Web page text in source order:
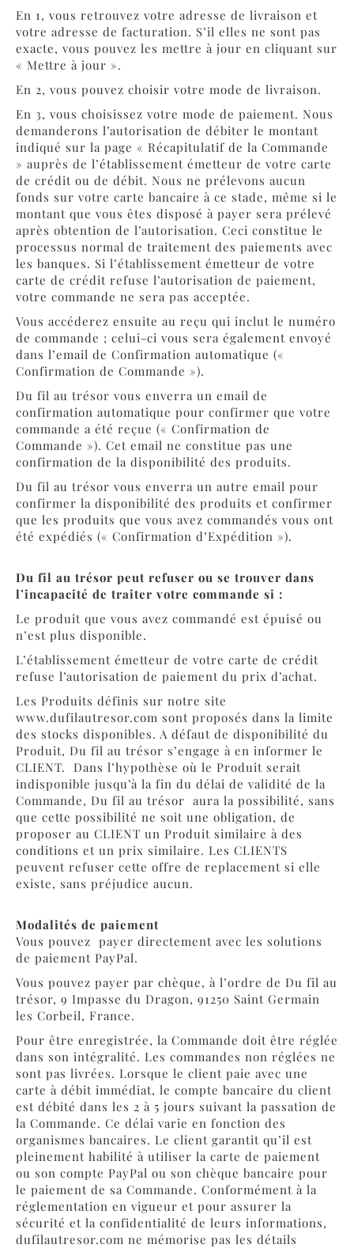
En 1, vous retrouvez votre adresse de livraison et
votre adresse de facturation. S’il elles ne sont pas
exacte, vous pouvez les mettre à jour en cliquant sur
« Mettre à jour ».
En 2, vous pouvez choisir votre mode de livraison.
En 3, vous choisissez votre mode de paiement. Nous
demanderons l’autorisation de débiter le montant
indiqué sur la page « Récapitulatif de la Commande
» auprès de l’établissement émetteur de votre carte
de crédit ou de débit. Nous ne prélevons aucun
fonds sur votre carte bancaire à ce stade, même si le
montant que vous êtes disposé à payer sera prélevé
après obtention de l’autorisation. Ceci constitue le
processus normal de traitement des paiements avec
les banques. Si l’établissement émetteur de votre
carte de crédit refuse l’autorisation de paiement,
votre commande ne sera pas acceptée.
Vous accéderez ensuite au reçu qui inclut le numéro
de commande ; celui-ci vous sera également envoyé
dans l’email de Confirmation automatique («
Confirmation de Commande »).
Du fil au trésor vous enverra un email de
confirmation automatique pour confirmer que votre
commande a été reçue (« Confirmation de
Commande »). Cet email ne constitue pas une
confirmation de la disponibilité des produits.
Du fil au trésor vous enverra un autre email pour
confirmer la disponibilité des produits et confirmer
que les produits que vous avez commandés vous ont
été expédiés (« Confirmation d’Expédition »).
Du fil au trésor peut refuser ou se trouver dans
l’incapacité de traiter votre commande si :
Le produit que vous avez commandé est épuisé ou
n’est plus disponible.
L’établissement émetteur de votre carte de crédit
refuse l’autorisation de paiement du prix d’achat.
Les Produits définis sur notre site
www.dufilautresor.com sont proposés dans la limite
des stocks disponibles. A défaut de disponibilité du
Produit, Du fil au trésor s’engage à en informer le
CLIENT. Dans l’hypothèse où le Produit serait
indisponible jusqu’à la fin du délai de validité de la
Commande, Du fil au trésor aura la possibilité, sans
que cette possibilité ne soit une obligation, de
proposer au CLIENT un Produit similaire à des
conditions et un prix similaire. Les CLIENTS
peuvent refuser cette offre de replacement si elle
existe, sans préjudice aucun.
Modalités de paiement
Vous pouvez payer directement avec les solutions
de paiement PayPal.
Vous pouvez payer par chèque, à l’ordre de Du fil au
trésor, 9 Impasse du Dragon, 91250 Saint Germain
les Corbeil, France.
Pour être enregistrée, la Commande doit être réglée
dans son intégralité. Les commandes non réglées ne
sont pas livrées. Lorsque le client paie avec une
carte à débit immédiat, le compte bancaire du client
est débité dans les 2 à 5 jours suivant la passation de
la Commande. Ce délai varie en fonction des
organismes bancaires. Le client garantit qu’il est
pleinement habilité à utiliser la carte de paiement
ou son compte PayPal ou son chèque bancaire pour
le paiement de sa Commande. Conformément à la
réglementation en vigueur et pour assurer la
sécurité et la confidentialité de leurs informations,
dufilautresor.com ne mémorise pas les détails